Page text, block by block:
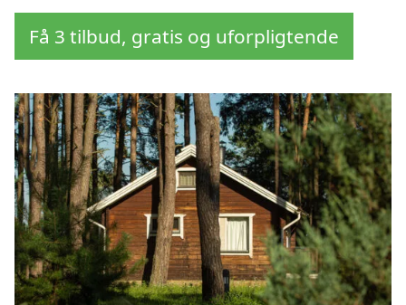
Få 3 tilbud, gratis og uforpligtende